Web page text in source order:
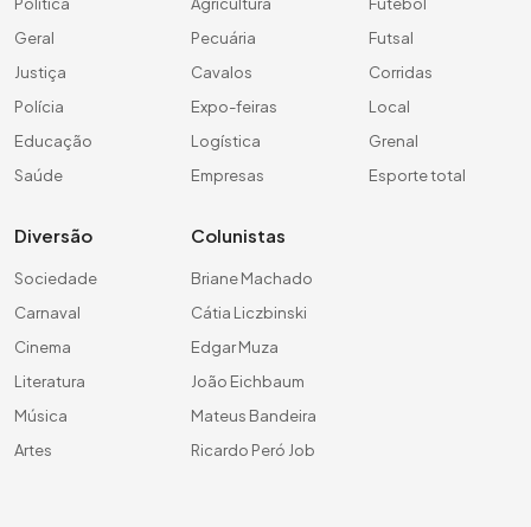
Geral
Justiça
Polícia
Educação
Saúde
Pecuária
Cavalos
Expo-feiras
Logística
Empresas
Futsal
Corridas
Local
Grenal
Esporte total
Diversão
Sociedade
Carnaval
Cinema
Literatura
Música
Artes
Colunistas
Briane Machado
Cátia Liczbinski
Edgar Muza
João Eichbaum
Mateus Bandeira
Ricardo Peró Job